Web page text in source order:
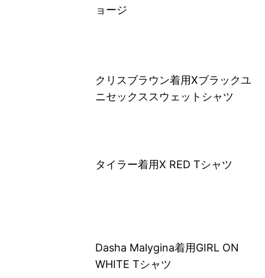
ョージ
クリスブラウン着用Xブラックユ
ニセックススウェットシャツ
タイラー着用X RED Tシャツ
Dasha Malygina着用GIRL ON
WHITE Tシャツ